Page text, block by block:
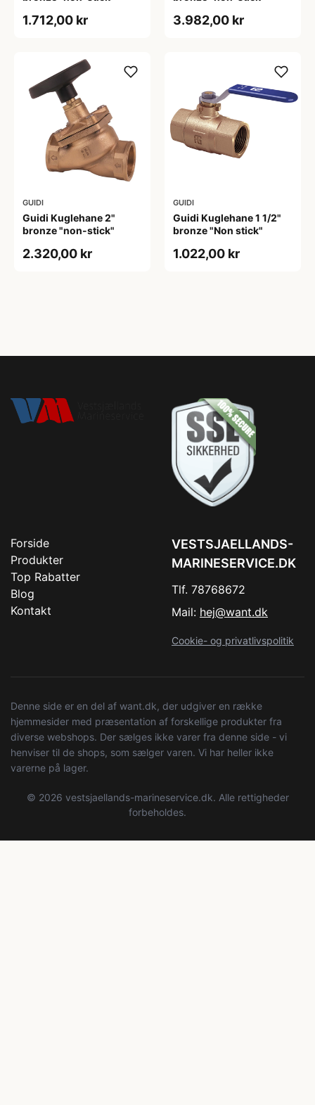
1.712,00 kr 3.982,00 kr
GUIDI
Guidi Kuglehane 2"
bronze "non-stick"
2.320,00 kr
GUIDI
Guidi Kuglehane 1 1/2"
bronze "Non stick"
1.022,00 kr
Forside
Produkter
Top Rabatter
Blog
Kontakt
VESTSJAELLANDS-
MARINESERVICE.DK
Tlf. 78768672
Mail: hej@want.dk
Cookie- og privatlivspolitik
Denne side er en del af want.dk, der udgiver en række
hjemmesider med præsentation af forskellige produkter fra
diverse webshops. Der sælges ikke varer fra denne side - vi
henviser til de shops, som sælger varen. Vi har heller ikke
varerne på lager.
© 2026 vestsjaellands-marineservice.dk. Alle rettigheder
forbeholdes.